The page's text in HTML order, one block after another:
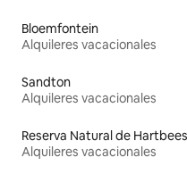
Bloemfontein
Alquileres vacacionales
Sandton
Alquileres vacacionales
Alquileres vacacionales